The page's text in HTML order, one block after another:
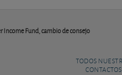
Income Fund, cambio de consejo
TODOS
CONTACTOS